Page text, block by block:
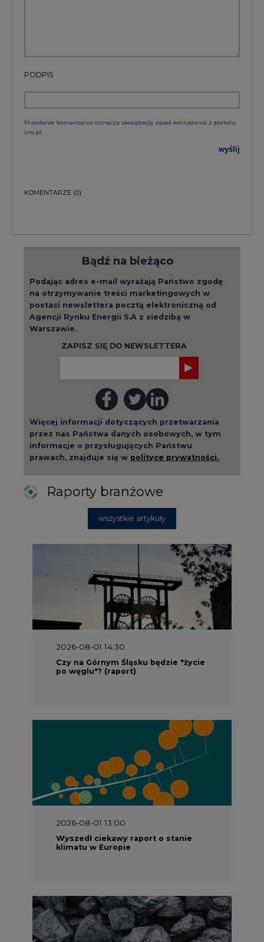
Przesłanie komentarza oznacza akceptację zasad korzystania z portalu
Podając adres e-mail wyrażają Państwo zgodę
na otrzymywanie treści marketingowych w
postaci newslettera pocztą elektroniczną od
Agencji Rynku Energii S.A z siedzibą w
Warszawie.
ZAPISZ SIĘ DO NEWSLETTERA
Więcej informacji dotyczących przetwarzania
przez nas Państwa danych osobowych, w tym
informacje o przysługujących Państwu
prawach, znajduje się w polityce prywatności.
Raporty branżowe
2026-08-01 14:30
Czy na Górnym Śląsku będzie "życie
po węglu"? (raport)
2026-08-01 13:00
Wyszedł ciekawy raport o stanie
klimatu w Europie